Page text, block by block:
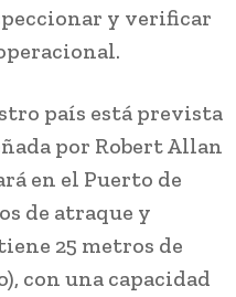
y verificar
país está prevista
por Robert Allan
en el Puerto de
de atraque y
25 metros de
con una capacidad